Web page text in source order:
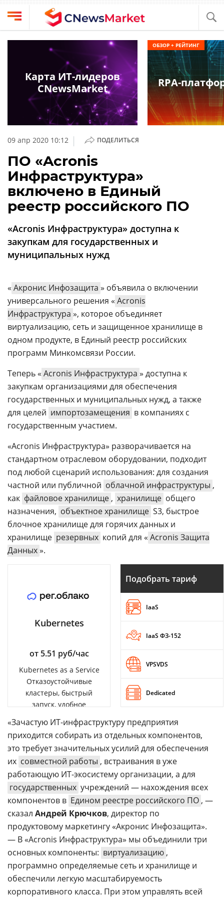
Выбрать
провайдера
Компании
обзоры
кабинет
О
проекте
CNews
Аналитика
Конференции
ТВ
издании
Реклама
Вакансии
Контакты
Дзен
Rutube
CNews
Конференции
Техника
09 апр 2020 10:12 | ПОДЕЛИТЬСЯ
ПО «Acronis
Инфраструктура»
включено в Единый
реестр российского ПО
«Acronis Инфраструктура» доступна к
закупкам для государственных и
муниципальных нужд
« Акронис Инфозащита » объявила о включении
универсального решения « Acronis
Инфраструктура », которое объединяет
виртуализацию, сеть и защищенное хранилище в
одном продукте, в Единый реестр российских
программ Минкомсвязи России.
Теперь « Acronis Инфраструктура » доступна к
закупкам организациями для обеспечения
государственных и муниципальных нужд, а также
для целей импортозамещения в компаниях с
государственным участием.
«Acronis Инфраструктура» разворачивается на
стандартном отраслевом оборудовании, подходит
под любой сценарий использования: для создания
частной или публичной облачной инфраструктуры ,
как файловое хранилище , хранилище общего
назначения, объектное хранилище S3, быстрое
блочное хранилище для горячих данных и
хранилище резервных копий для « Acronis Защита
Данных».
Kubernetes
от 5.51 руб/час
Kubernetes as a Service
Отказоустойчивые
кластеры, быстрый
запуск, удобное
Подобрать тариф
IaaS
IaaS ФЗ-152
VPSVDS
Dedicated
«Зачастую ИТ-инфраструктуру предприятия
приходится собирать из отдельных компонентов,
это требует значительных усилий для обеспечения
их совместной работы , встраивания в уже
работающую ИТ-экосистему организации, а для
государственных учреждений — нахождения всех
компонентов в Едином реестре российского ПО , —
сказал Андрей Крючков, директор по
продуктовому маркетингу «Акронис Инфозащита».
— В «Acronis Инфраструктура» мы объединили три
основных компоненты: виртуализацию ,
программно определяемые сеть и хранилище и
обеспечили легкую масштабируемость
корпоративного класса. При этом управлять всей
Карта ИТ-лидеров
CNewsMarket
RPA-
ОБЗОР + РЕЙТИНГ